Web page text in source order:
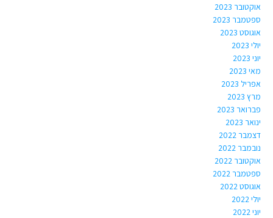
אוקטובר 2023
ספטמבר 2023
אוגוסט 2023
יולי 2023
יוני 2023
מאי 2023
אפריל 2023
מרץ 2023
פברואר 2023
ינואר 2023
דצמבר 2022
נובמבר 2022
אוקטובר 2022
ספטמבר 2022
אוגוסט 2022
יולי 2022
יוני 2022